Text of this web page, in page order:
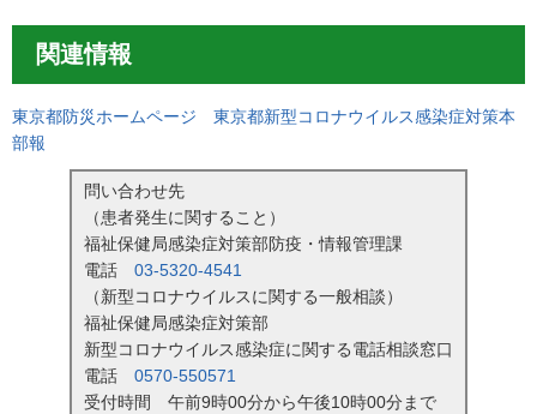
関連情報
東京都防災ホームページ 東京都新型コロナウイルス感染症対策本
部報
問い合わせ先
（患者発生に関すること）
福祉保健局感染症対策部防疫・情報管理課
電話 03-5320-4541
（新型コロナウイルスに関する一般相談）
福祉保健局感染症対策部
新型コロナウイルス感染症に関する電話相談窓口
電話 0570-550571
受付時間 午前9時00分から午後10時00分まで